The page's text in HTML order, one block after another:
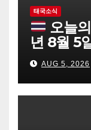
태국소식
오늘
년 8월 5
AUG 5, 2026